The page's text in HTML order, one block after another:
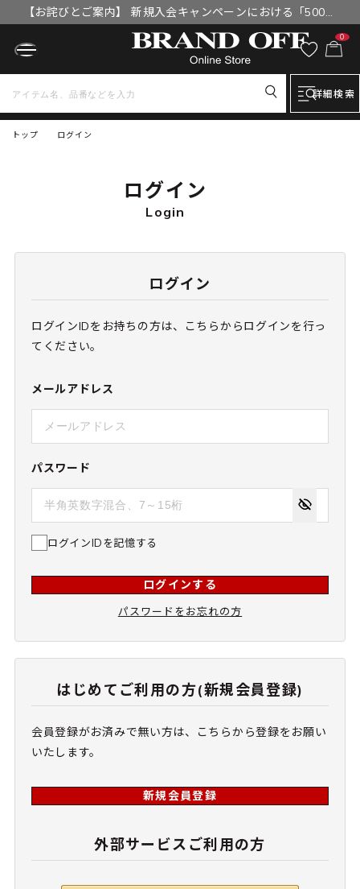
【お詫びとご案内】 新規入会キャンペーンにおける「500円
OFFクーポン」付与漏れと補填について
0
詳細検索
トップ ログイン
ログイン
Login
ログイン
ログインIDをお持ちの方は、こちらからログインを行っ
てください。
メールアドレス
パスワード
ログインIDを記憶する
ログインする
パスワードをお忘れの方
はじめてご利用の方(新規会員登録)
会員登録がお済みで無い方は、こちらから登録をお願い
いたします。
新規会員登録
外部サービスご利用の方